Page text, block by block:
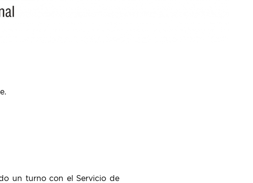
un turno con el Servicio de